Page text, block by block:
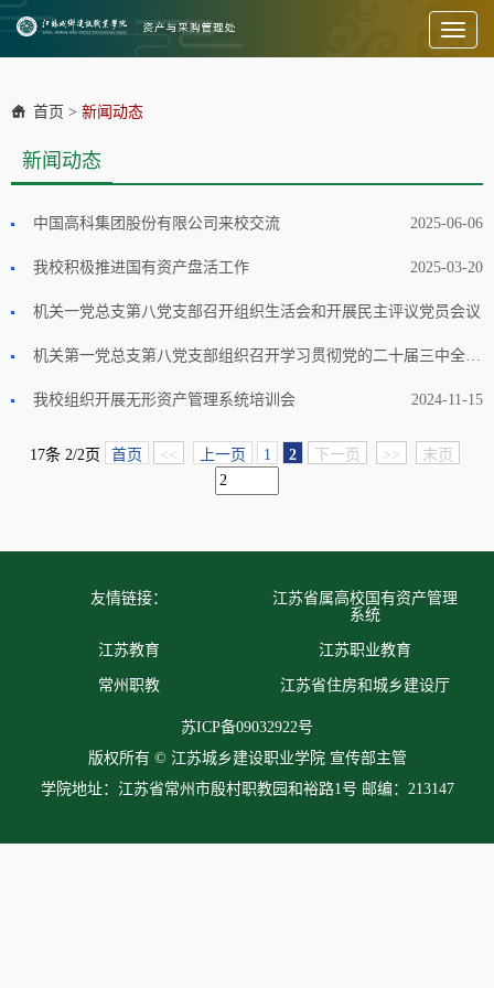
Toggle
首页 > 新闻动态
新闻动态
中国高科集团股份有限公司来校交流 2025-06-06
我校积极推进国有资产盘活工作 2025-03-20
机关一党总支第八党支部召开组织生活会和开展民主评议党员会议
2025-03-19
机关第一党总支第八党支部组织召开学习贯彻党的二十届三中全会精神专题研讨会
2024-12-17
我校组织开展无形资产管理系统培训会 2024-11-15
17条 2/2页 首页 << 上一页 1 2 下一页 >> 末页
友情链接：
江苏省属高校国有资产管理
系统
江苏教育 江苏职业教育
常州职教 江苏省住房和城乡建设厅
苏ICP备09032922号
版权所有 © 江苏城乡建设职业学院 宣传部主管
学院地址：江苏省常州市殷村职教园和裕路1号 邮编：213147